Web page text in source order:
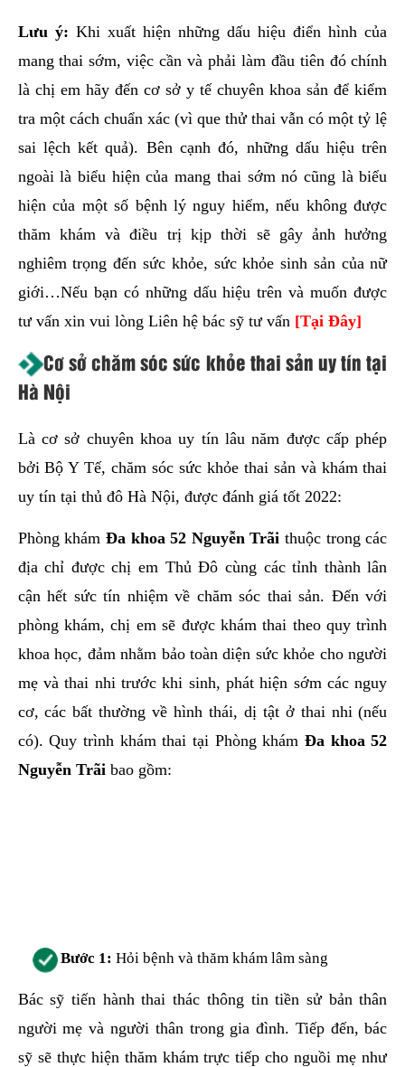
Lưu ý: Khi xuất hiện những dấu hiệu điển hình của
mang thai sớm, việc cần và phải làm đầu tiên đó chính
là chị em hãy đến cơ sở y tế chuyên khoa sản để kiểm
tra một cách chuẩn xác (vì que thử thai vẫn có một tỷ lệ
sai lệch kết quả). Bên cạnh đó, những dấu hiệu trên
ngoài là biểu hiện của mang thai sớm nó cũng là biểu
hiện của một số bệnh lý nguy hiểm, nếu không được
thăm khám và điều trị kịp thời sẽ gây ảnh hưởng
nghiêm trọng đến sức khỏe, sức khỏe sinh sản của nữ
giới…Nếu bạn có những dấu hiệu trên và muốn được
tư vấn xin vui lòng Liên hệ bác sỹ tư vấn [Tại Đây]
Cơ sở chăm sóc sức khỏe thai sản uy tín tại
Hà Nội
Là cơ sở chuyên khoa uy tín lâu năm được cấp phép
bởi Bộ Y Tế, chăm sóc sức khỏe thai sản và khám thai
uy tín tại thủ đô Hà Nội, được đánh giá tốt 2022:
Phòng khám Đa khoa 52 Nguyễn Trãi thuộc trong các
địa chỉ được chị em Thủ Đô cùng các tỉnh thành lân
cận hết sức tín nhiệm về chăm sóc thai sản. Đến với
phòng khám, chị em sẽ được khám thai theo quy trình
khoa học, đảm nhằm bảo toàn diện sức khỏe cho người
mẹ và thai nhi trước khi sinh, phát hiện sớm các nguy
cơ, các bất thường về hình thái, dị tật ở thai nhi (nếu
có). Quy trình khám thai tại Phòng khámĐa khoa 52
Nguyễn Trãi bao gồm:
Bước 1: Hỏi bệnh và thăm khám lâm sàng
Bác sỹ tiến hành thai thác thông tin tiền sử bản thân
người mẹ và người thân trong gia đình. Tiếp đến, bác
sỹ sẽ thực hiện thăm khám trực tiếp cho nguồi mẹ như